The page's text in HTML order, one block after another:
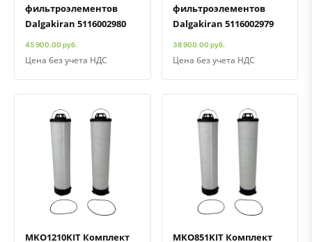
фильтроэлементов
Dalgakiran 5116002980
45 900.00 руб.
Цена без учета НДС
фильтроэлементов
Dalgakiran 5116002979
38 900.00 руб.
Цена без учета НДС
MKO1210KIT Комплект
MKO851KIT Комплект